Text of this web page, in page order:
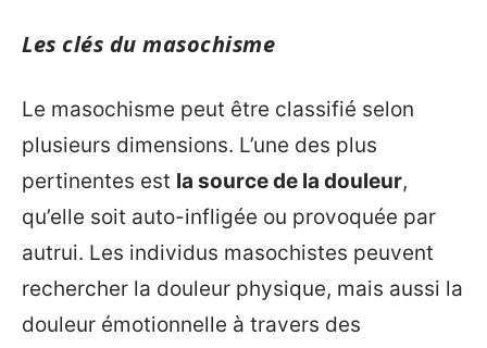
Les clés du masochisme
Le masochisme peut être classifié selon
plusieurs dimensions. L’une des plus
pertinentes est la source de la douleur,
qu’elle soit auto-infligée ou provoquée par
autrui. Les individus masochistes peuvent
rechercher la douleur physique, mais aussi la
douleur émotionnelle à travers des